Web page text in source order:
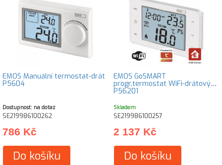
EMOS Manuální termostat-drát
P5604
Dostupnost: na dotaz
SE219986100262
786 Kč
Do košíku
EMOS GoSMART
progr.termostat WiFi-drátový
P56201
Skladem
SE219986100257
2 137 Kč
Do košíku